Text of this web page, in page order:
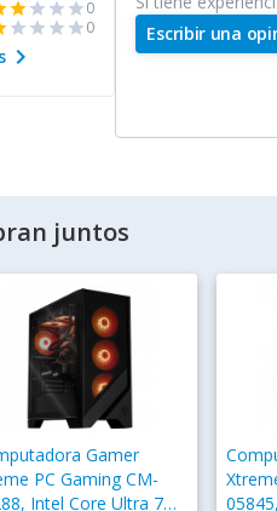
starstar star star0
star star star star0
chevron_right
Escribir una
juntos
Gamer
PC Gaming CM-
Intel Core Ultra 7